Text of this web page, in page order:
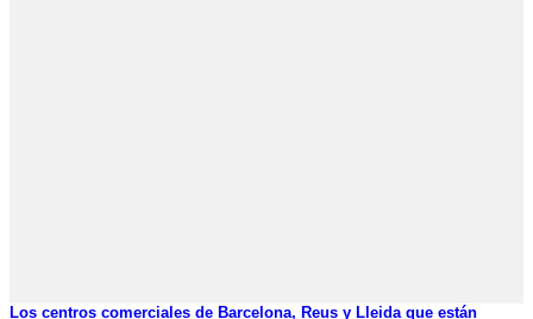
Los centros comerciales de Barcelona, Reus y Lleida que están